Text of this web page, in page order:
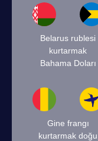
Belarus rublesi
kurtarmak
Bahama Doları
Gine frangı
kurtarmak doğu